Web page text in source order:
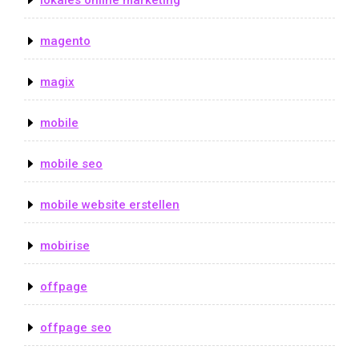
magento
magix
mobile
mobile seo
mobile website erstellen
mobirise
offpage
offpage seo